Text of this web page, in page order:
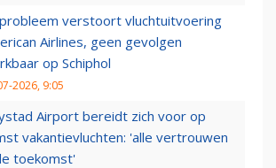
verstoort vluchtuitvoering
Airlines, geen gevolgen
op Schiphol
2026, 9:05
Airport bereidt zich voor op
vakantievluchten: 'alle vertrouwen
toekomst'